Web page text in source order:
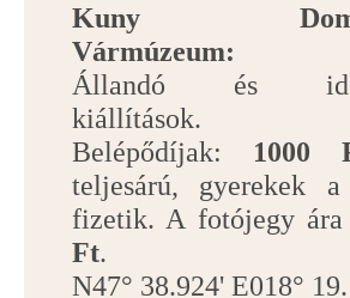
Kuny
Vármúzeum:
Állandó és
kiállítások.
Belépődíjak: 1000
teljesárú, gyerekek
fizetik. A fotójegy ára
Ft.
N47° 38.924' E018°